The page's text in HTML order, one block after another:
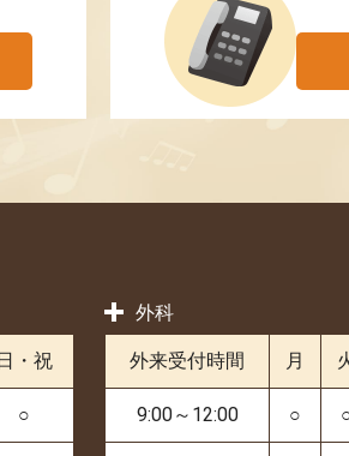
・祝
○
外科
外来受付時間 月
9:00～12:00 ○